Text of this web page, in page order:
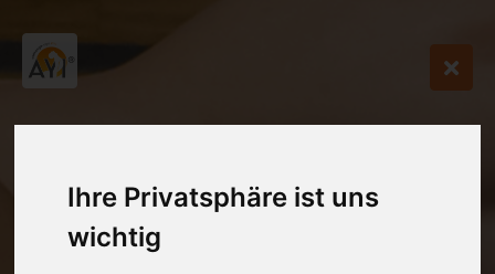
Ihre Privatsphäre ist uns
wichtig